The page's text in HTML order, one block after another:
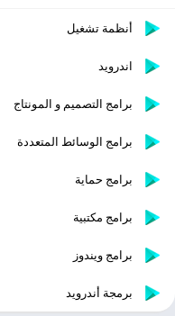
أنظمة تشغيل
اندرويد
برامج التصميم و المونتاج
برامج الوسائط المتعددة
برامج حماية
برامج مكتبية
برامج ويندوز
برمجة أندرويد